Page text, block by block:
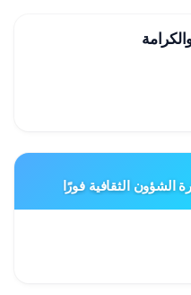
الشؤون الثقافية فورًا